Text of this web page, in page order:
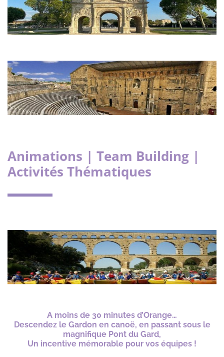
Animations | Team Building |
Activités Thématiques
A moins de 30 minutes d’Orange…
Descendez le Gardon en canoë, en passant sous le
magnifique Pont du Gard,
Un incentive mémorable pour vos équipes !